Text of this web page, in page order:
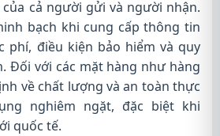
cả người gửi và người nhận.
bạch khi cung cấp thông tin
phí, điều kiện bảo hiểm và quy
Đối với các mặt hàng như hàng
về chất lượng và an toàn thực
nghiêm ngặt, đặc biệt khi
quốc tế.